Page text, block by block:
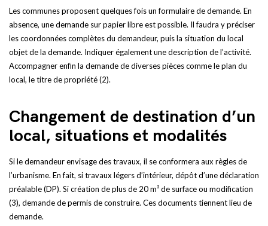
Les communes proposent quelques fois un formulaire de demande. En
absence, une demande sur papier libre est possible. Il faudra y préciser
les coordonnées complètes du demandeur, puis la situation du local
objet de la demande. Indiquer également une description de l’activité.
Accompagner enfin la demande de diverses pièces comme le plan du
local, le titre de propriété (2).
Changement de destination d’un
local, situations et modalités
Si le demandeur envisage des travaux, il se conformera aux règles de
l’urbanisme. En fait, si travaux légers d’intérieur, dépôt d’une déclaration
préalable (DP). Si création de plus de 20 m² de surface ou modification
(3), demande de permis de construire. Ces documents tiennent lieu de
demande.